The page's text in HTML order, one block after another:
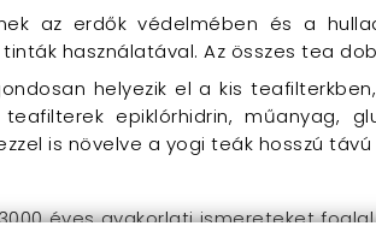
az erdők védelmében és a
használatával. Az összes tea
helyezik el a kis
teafilterek epiklórhidrin, műanyag,
is növelve a yogi teák hosszú
éves gyakorlati ismereteket